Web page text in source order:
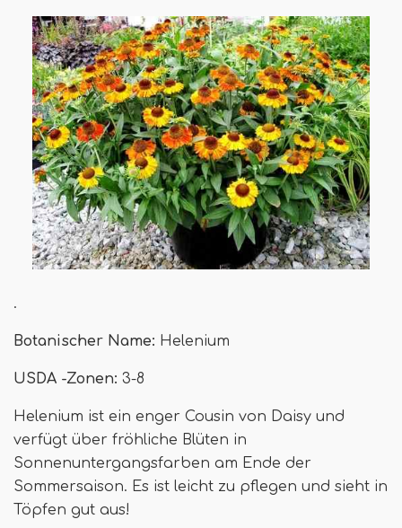
.
Botanischer Name: Helenium
USDA -Zonen: 3-8
Helenium ist ein enger Cousin von Daisy und
verfügt über fröhliche Blüten in
Sonnenuntergangsfarben am Ende der
Sommersaison. Es ist leicht zu pflegen und sieht in
Töpfen gut aus!